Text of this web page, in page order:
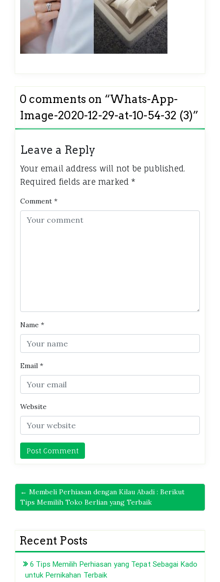
0 comments on “Whats-App-
Image-2020-12-29-at-10-54-32 (3)”
Leave a Reply
Your email address will not be published.
Required fields are marked *
Comment *
Name *
Email *
Website
← Membeli Perhiasan dengan Kilau Abadi : Berikut
Tips Memilih Toko Berlian yang Terbaik
Recent Posts
6 Tips Memilih Perhiasan yang Tepat Sebagai Kado
untuk Pernikahan Terbaik